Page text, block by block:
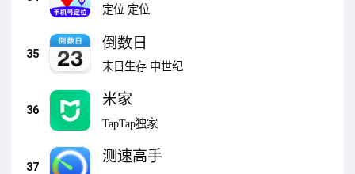
定位 定位
35
倒数日
末日生存 中世纪
36
米家
TapTap独家
37
测速高手